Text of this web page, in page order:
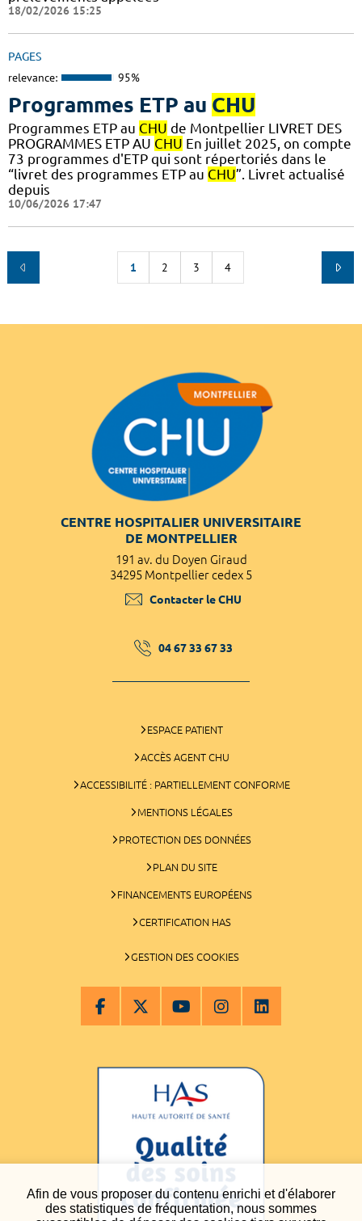
Afin de vous proposer du contenu enrichi et d'élaborer
des statistiques de fréquentation, nous sommes
18/02/2026 15:25
PAGES
relevance: 95%
Programmes ETP au CHU
Programmes ETP au CHU de Montpellier LIVRET DES
PROGRAMMES ETP AU CHU En juillet 2025, on compte
73 programmes d'ETP qui sont répertoriés dans le
“livret des programmes ETP au CHU”. Livret actualisé
depuis
10/06/2026 17:47
1 2 3 4
CENTRE HOSPITALIER UNIVERSITAIRE
DE MONTPELLIER
191 av. du Doyen Giraud
34295 Montpellier cedex 5
Contacter le CHU
04 67 33 67 33
ESPACE PATIENT
ACCÈS AGENT CHU
ACCESSIBILITÉ : PARTIELLEMENT CONFORME
MENTIONS LÉGALES
PROTECTION DES DONNÉES
PLAN DU SITE
FINANCEMENTS EUROPÉENS
CERTIFICATION HAS
GESTION DES COOKIES